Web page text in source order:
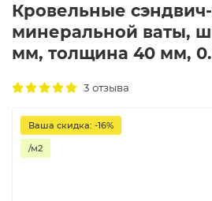
Кровельные
минеральной ваты,
мм, толщина 40 мм,
3 отзыва
Ваша скидка: -16%
/м2